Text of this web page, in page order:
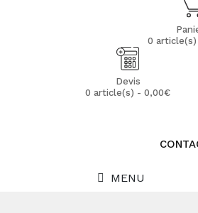
0
Devis
0 article(s) - 0,00€
MENU